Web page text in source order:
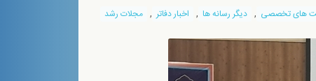
های تخصصی , دیگر رسانه ها , اخبار دفاتر , مجلات رشد